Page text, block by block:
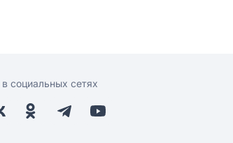
социальных сетях